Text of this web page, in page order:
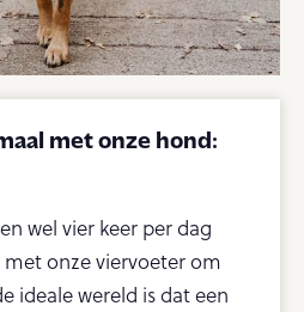
met onze hond:
wel vier keer per dag
onze viervoeter om
ideale wereld is dat een